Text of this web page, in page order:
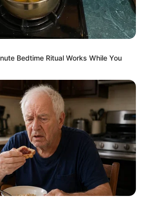
Bedtime Ritual Works While You